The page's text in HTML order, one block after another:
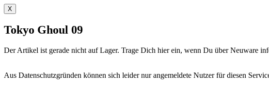
X
Tokyo Ghoul 09
Der Artikel ist gerade nicht auf Lager. Trage Dich hier ein, wenn Du über Neuware
Aus Datenschutzgründen können sich leider nur angemeldete Nutzer für diesen